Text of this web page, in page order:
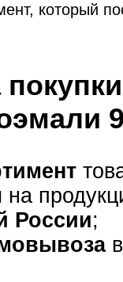
который
на
России;
в